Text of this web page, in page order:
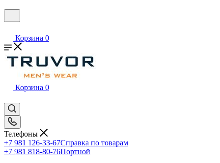
Корзина 0
Корзина 0
Телефоны
+7 981 126-33-67Справка по товарам
+7 981 818-80-76Портной